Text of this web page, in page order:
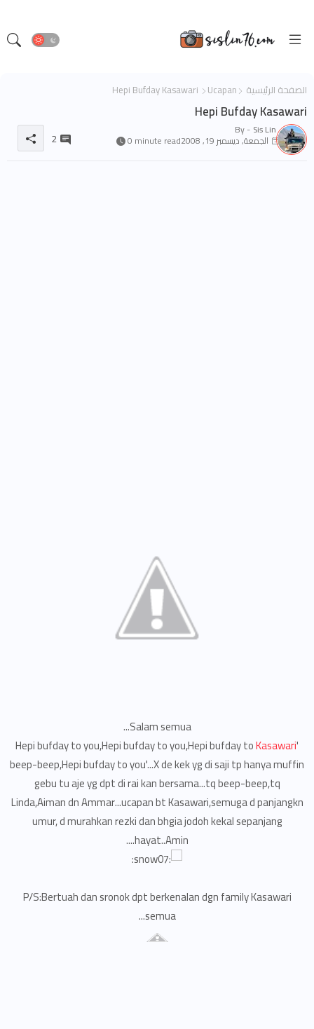
الصفحة الرئيسية Ucapan
Hepi Bufday Kasawari
By - Sis Lin
الجمعة, ديسمبر 19, 2008 0 minute read
2
Salam semua...
'Hepi bufday to you,Hepi bufday to you,Hepi bufday to
Kasawari
beep-beep,Hepi bufday to you'...X de kek yg di saji tp hanya muffin
gebu tu aje yg dpt di rai kan bersama...tq beep-beep,tq
Linda,Aiman dn Ammar...ucapan bt Kasawari,semuga d panjangkn
umur, d murahkan rezki dan bhgia jodoh kekal sepanjang
hayat..Amin....
P/S:Bertuah dan sronok dpt berkenalan dgn family Kasawari
semua...